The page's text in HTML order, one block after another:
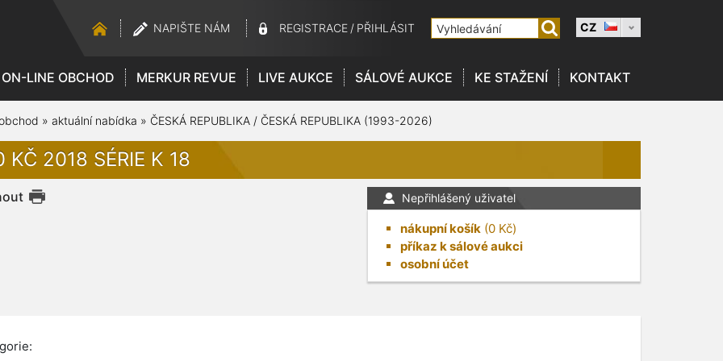
NAPIŠTE NÁM REGISTRACE / PŘIHLÁSIT CZ
ON-LINE OBCHOD MERKUR REVUE LIVE AUKCE SÁLOVÉ AUKCE KE STAŽENÍ KONTAKT
» aktuální nabídka » ČESKÁ REPUBLIKA / ČESKÁ REPUBLIKA (1993-2026)
KČ 2018 SÉRIE K 18
Nepřihlášený uživatel
nákupní košík (0 Kč)
příkaz k sálové aukci
osobní účet